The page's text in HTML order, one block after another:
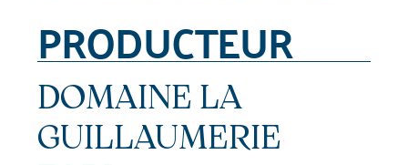
PRODUCTEUR
DOMAINE LA
GUILLAUMERIE